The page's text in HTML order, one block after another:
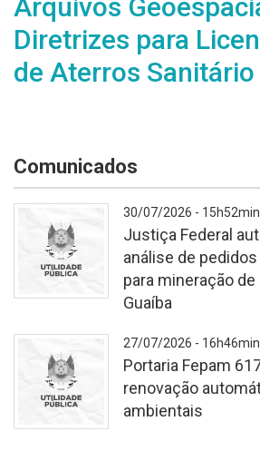
Arquivos
Diretrizes para
de Aterros Sanitário
Comunicados
Fundo
branco
texturizado.
30/07/2026 - 15h52min
Justiça Federal
análise de
para mineração de
Guaíba
27/07/2026 - 16h46min
Portaria Fepam
renovação
ambientais